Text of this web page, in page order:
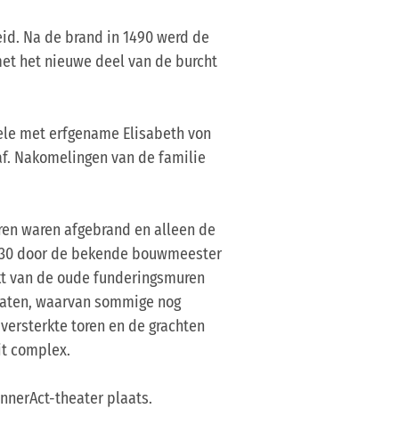
Na de brand in 1490 werd de
het nieuwe deel van de burcht
met erfgename Elisabeth von
Nakomelingen van de familie
waren afgebrand en alleen de
door de bekende bouwmeester
van de oude funderingsmuren
waarvan sommige nog
toren en de grachten
complex.
theater plaats.